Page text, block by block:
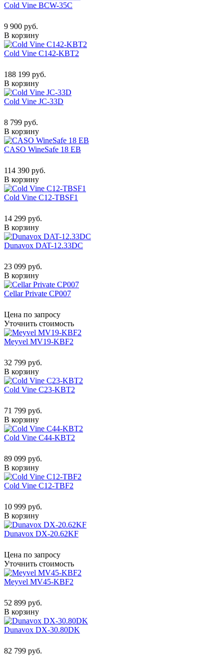
Cold Vine BCW-35C
9 900 руб.
В корзину
Cold Vine C142-KBT2
188 199 руб.
В корзину
Cold Vine JC-33D
8 799 руб.
В корзину
CASO WineSafe 18 EB
114 390 руб.
В корзину
Cold Vine C12-TBSF1
14 299 руб.
В корзину
Dunavox DAT-12.33DC
23 099 руб.
В корзину
Cellar Private CP007
Цена по запросу
Уточнить стоимость
Meyvel MV19-KBF2
32 799 руб.
В корзину
Cold Vine C23-KBT2
71 799 руб.
В корзину
Cold Vine C44-KBT2
89 099 руб.
В корзину
Cold Vine C12-TBF2
10 999 руб.
В корзину
Dunavox DX-20.62KF
Цена по запросу
Уточнить стоимость
Meyvel MV45-KBF2
52 899 руб.
В корзину
Dunavox DX-30.80DK
82 799 руб.